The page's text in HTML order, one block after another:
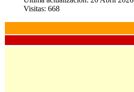
Visitas: 668